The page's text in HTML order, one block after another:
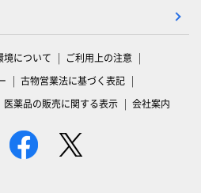
境について
ご利用上の注意
古物営業法に基づく表記
医薬品の販売に関する表示 会社案内